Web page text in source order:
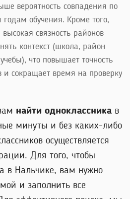
вероятность совпадения по
обучения. Кроме того,
связность районов
контекст (школа, район
что повышает точность
и сокращает время на проверку
найти одноклассника в
минуты и без каких-либо
осуществляется
Для того, чтобы
в Нальчике, вам нужно
и заполнить все